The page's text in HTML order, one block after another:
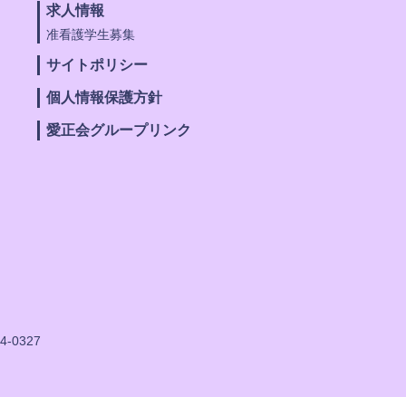
求人情報
准看護学生募集
サイトポリシー
個人情報保護方針
愛正会グループリンク
0327